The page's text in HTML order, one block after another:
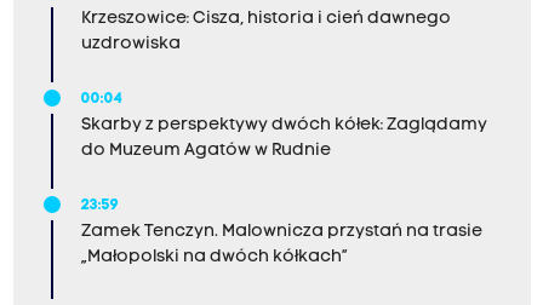
Krzeszowice: Cisza, historia i cień dawnego
uzdrowiska
00:04
Skarby z perspektywy dwóch kółek: Zaglądamy
do Muzeum Agatów w Rudnie
23:59
Zamek Tenczyn. Malownicza przystań na trasie
„Małopolski na dwóch kółkach”